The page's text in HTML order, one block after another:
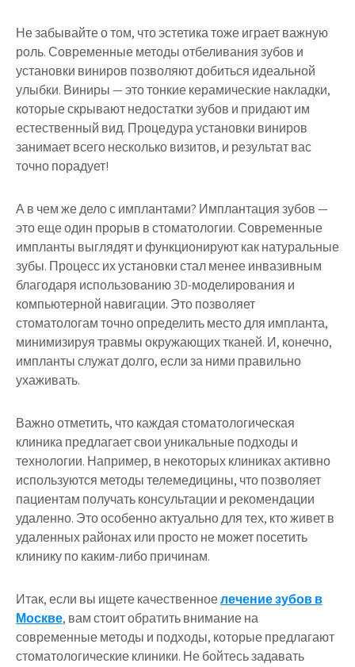
Не забывайте о том, что эстетика тоже играет важную
роль. Современные методы отбеливания зубов и
установки виниров позволяют добиться идеальной
улыбки. Виниры — это тонкие керамические накладки,
которые скрывают недостатки зубов и придают им
естественный вид. Процедура установки виниров
занимает всего несколько визитов, и результат вас
точно порадует!
А в чем же дело с имплантами? Имплантация зубов —
это еще один прорыв в стоматологии. Современные
импланты выглядят и функционируют как натуральные
зубы. Процесс их установки стал менее инвазивным
благодаря использованию 3D-моделирования и
компьютерной навигации. Это позволяет
стоматологам точно определить место для импланта,
минимизируя травмы окружающих тканей. И, конечно,
импланты служат долго, если за ними правильно
ухаживать.
Важно отметить, что каждая стоматологическая
клиника предлагает свои уникальные подходы и
технологии. Например, в некоторых клиниках активно
используются методы телемедицины, что позволяет
пациентам получать консультации и рекомендации
удаленно. Это особенно актуально для тех, кто живет в
удаленных районах или просто не может посетить
клинику по каким-либо причинам.
Итак, если вы ищете качественноелечение зубов в
Москве, вам стоит обратить внимание на
современные методы и подходы, которые предлагают
стоматологические клиники. Не бойтесь задавать